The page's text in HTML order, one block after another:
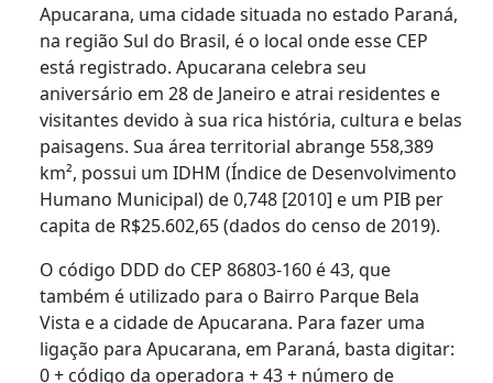
Apucarana, uma cidade situada no estado Paraná,
na região Sul do Brasil, é o local onde esse CEP
está registrado. Apucarana celebra seu
aniversário em 28 de Janeiro e atrai residentes e
visitantes devido à sua rica história, cultura e belas
paisagens. Sua área territorial abrange 558,389
km², possui um IDHM (Índice de Desenvolvimento
Humano Municipal) de 0,748 [2010] e um PIB per
capita de R$25.602,65 (dados do censo de 2019).
O código DDD do CEP 86803-160 é 43, que
também é utilizado para o Bairro Parque Bela
Vista e a cidade de Apucarana. Para fazer uma
ligação para Apucarana, em Paraná, basta digitar:
0 + código da operadora + 43 + número de